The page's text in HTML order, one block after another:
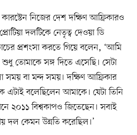
নিজের দেশ দক্ষিণ আফ্রিকারও
দলটিকে নেতৃত্ব দেওয়া ডি
প্রশংসা করতে গিয়ে বলেন, ‘আমি
তোমাকে সঙ্গ দিতে এসেছি। সেটা
বা মন্দ সময়। দক্ষিণ আফ্রিকার
বলেছিলেন আমাকে। যেটা তিনি
২০১১ বিশ্বকাপও জিতেছেন। সবাই
দল কেমন উন্নতি করেছিল।’